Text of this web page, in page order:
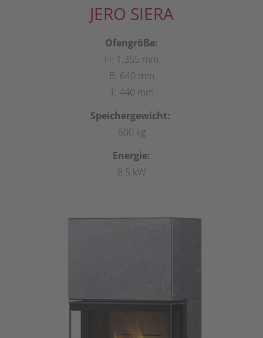
JERO SIERA
Ofengröße:
H: 1.355 mm
B: 640 mm
T: 440 mm
Speichergewicht:
600 kg
Energie:
8.5 kW